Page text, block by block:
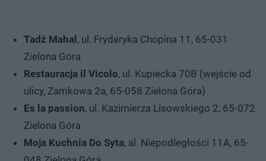
Tadż Mahal, ul. Fryderyka Chopina 11, 65-031
Zielona Góra
Restauracja il Vicolo, ul. Kupiecka 70B (wejście od
ulicy, Zamkowa 2a, 65-058 Zielona Góra)
Es la passion, ul. Kazimierza Lisowskiego 2, 65-072
Zielona Góra
Moja Kuchnia Do Syta, al. Niepodległości 11A, 65-